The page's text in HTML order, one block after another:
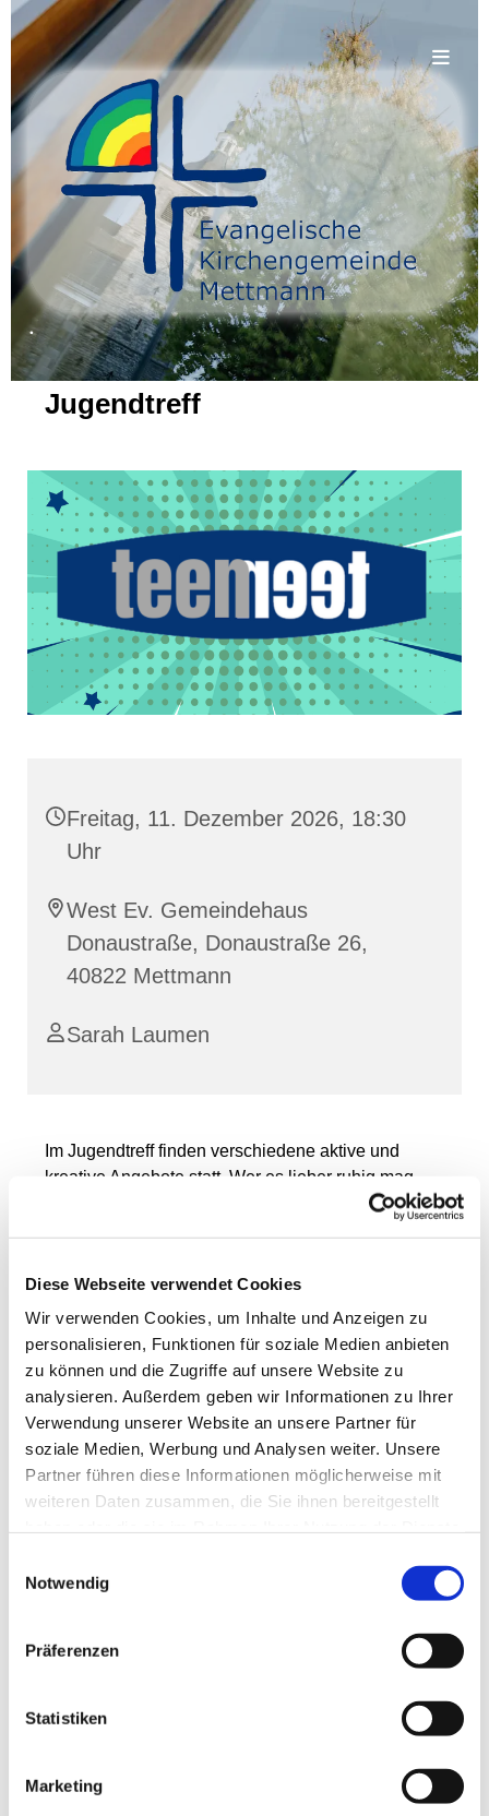
Diese Webseite verwendet Cookies
Wir verwenden Cookies, um Inhalte und Anzeigen zu
personalisieren, Funktionen für soziale Medien anbieten
zu können und die Zugriffe auf unsere Website zu
analysieren. Außerdem geben wir Informationen zu Ihrer
Verwendung unserer Website an unsere Partner für
soziale Medien, Werbung und Analysen weiter. Unsere
Partner führen diese Informationen möglicherweise mit
weiteren Daten zusammen, die Sie ihnen bereitgestellt
Notwendig
Präferenzen
Statistiken
Marketing
.
Jugendtreff
Freitag, 11. Dezember 2026, 18:30
Uhr
West Ev. Gemeindehaus
Donaustraße, Donaustraße 26,
40822 Mettmann
Sarah Laumen
Im Jugendtreff finden verschiedene aktive und
kreative Angebote statt. Wer es lieber ruhig mag,
kann natürlich auch einfach nur zum Chillen und